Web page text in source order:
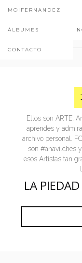
MOIFERNANDEZ
ÁLBUMES
CONTACTO
Ellos son ARTE,
aprendes y
archivo personal.
son #anavilches
esos Artistas tan
LA